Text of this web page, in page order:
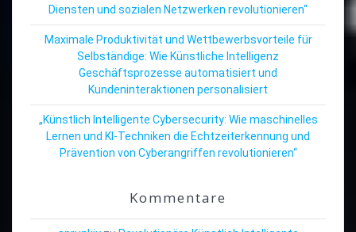
Diensten und sozialen Netzwerken revolutionieren“
Maximale Produktivität und Wettbewerbsvorteile für
Selbständige: Wie Künstliche Intelligenz
Geschäftsprozesse automatisiert und
Kundeninteraktionen personalisiert
„Künstlich Intelligente Cybersecurity: Wie maschinelles
Lernen und KI-Techniken die Echtzeiterkennung und
Prävention von Cyberangriffen revolutionieren“
Kommentare